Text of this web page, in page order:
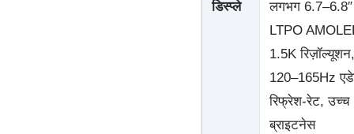
डिस्प्ले
लगभग 6.7–6.8″
LTPO
1.5K रिज़ॉल्यूशन,
120–165Hz
रिफ्रेश-रेट, उच्च
ब्राइटनेस